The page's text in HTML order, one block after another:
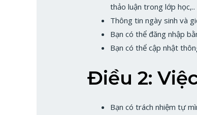
thảo luận trong lớp học,..
Thông tin ngày sinh và
Bạn có thể đăng nhập
Bạn có thể cập nhật
Điều 2:
Bạn có trách nhiệm tự